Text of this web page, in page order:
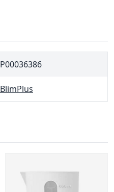
P00036386
BlimPlus